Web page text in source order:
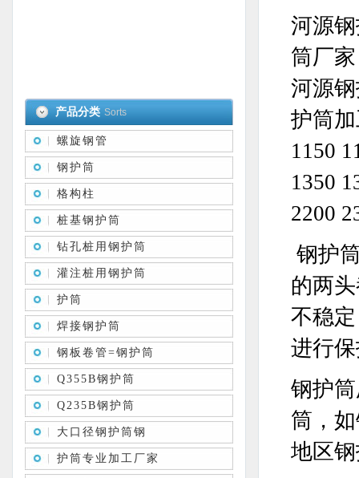
产品分类 Sorts
螺旋钢管
钢护筒
格构柱
桩基钢护筒
钻孔桩用钢护筒
灌注桩用钢护筒
护筒
焊接钢护筒
钢板卷管=钢护筒
Q355B钢护筒
Q235B钢护筒
大口径钢护筒钢
护筒专业加工厂家
河源
筒厂
河源
护筒加
1150
1350
2200
钢护
的两
不稳
进行
钢护
筒，
地区